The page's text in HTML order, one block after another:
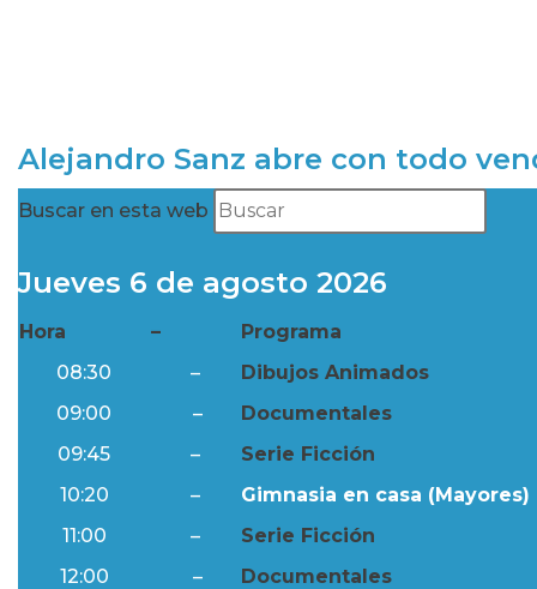
Alejandro Sanz abre con todo
Buscar en esta web
Jueves 6 de agosto 2026
Hora –
Programa
08:30
–
Dibujos Animados
09:00
–
Documentales
09:45
–
Serie Ficción
10:20
–
Gimnasia en casa (Mayores)
11:00
–
Serie Ficción
12:00
–
Documentales